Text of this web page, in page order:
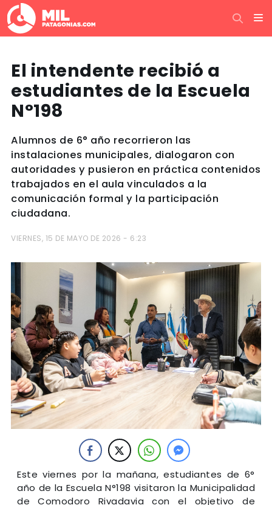
El intendente recibió a
estudiantes de la Escuela
N°198
Alumnos de 6° año recorrieron las
instalaciones municipales, dialogaron con
autoridades y pusieron en práctica contenidos
trabajados en el aula vinculados a la
comunicación formal y la participación
ciudadana.
VIERNES, 15 DE MAYO DE 2026 - 6:23
Este viernes por la mañana, estudiantes de 6°
año de la Escuela N°198 visitaron la Municipalidad
de Comodoro Rivadavia con el objetivo de